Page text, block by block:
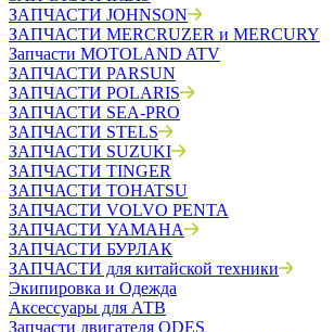
ЗАПЧАСТИ JOHNSON
ЗАПЧАСТИ MERCRUZER и MERCURY
Запчасти MOTOLAND ATV
ЗАПЧАСТИ PARSUN
ЗАПЧАСТИ POLARIS
ЗАПЧАСТИ SEA-PRO
ЗАПЧАСТИ STELS
ЗАПЧАСТИ SUZUKI
ЗАПЧАСТИ TINGER
ЗАПЧАСТИ TOHATSU
ЗАПЧАСТИ VOLVO PENTA
ЗАПЧАСТИ YAMAHA
ЗАПЧАСТИ БУРЛАК
ЗАПЧАСТИ для китайской техники
Экипировка и Одежда
Аксессуары для АТВ
Запчасти двигателя ODES